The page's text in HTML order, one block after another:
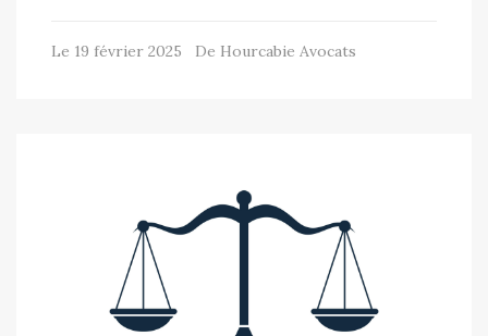
Le 19 février 2025 De Hourcabie Avocats